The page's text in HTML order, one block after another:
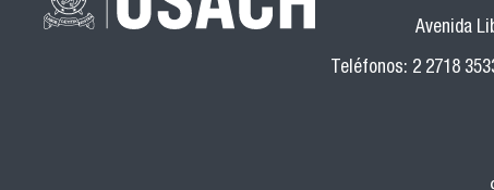
Avenida
Teléfonos: 2 2718